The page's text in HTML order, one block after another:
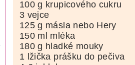
100 g krupicového cukru
3 vejce
125 g másla nebo Hery
150 ml mléka
180 g hladké mouky
1 lžička prášku do pečiva